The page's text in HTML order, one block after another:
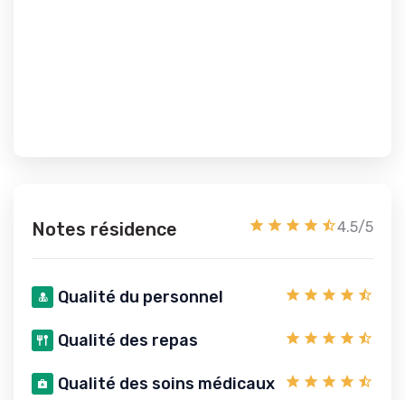
Notes résidence 4.5/5
Qualité du personnel
Qualité des repas
Qualité des soins médicaux